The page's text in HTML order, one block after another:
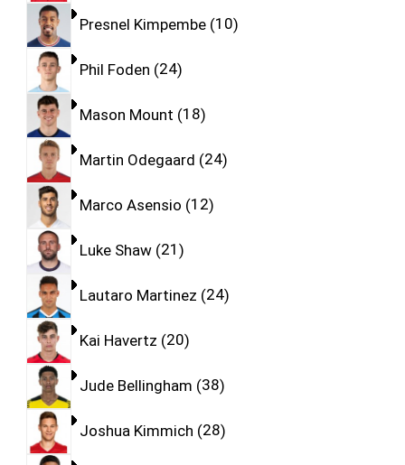
Presnel Kimpembe 10
Phil Foden 24
Mason Mount 18
Martin Odegaard 24
Marco Asensio 12
Luke Shaw 21
Lautaro Martinez 24
Kai Havertz 20
Jude Bellingham 38
Joshua Kimmich 28